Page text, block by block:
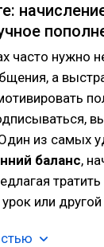
часто нужно
а
из самых
баланс,
или